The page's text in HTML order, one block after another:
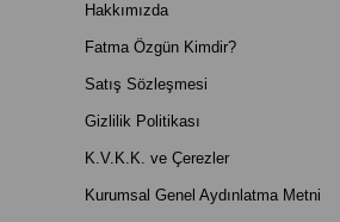
Hakkımızda
Fatma Özgün Kimdir?
Satış Sözleşmesi
Gizlilik Politikası
K.V.K.K. ve Çerezler
Kurumsal Genel Aydınlatma Metni